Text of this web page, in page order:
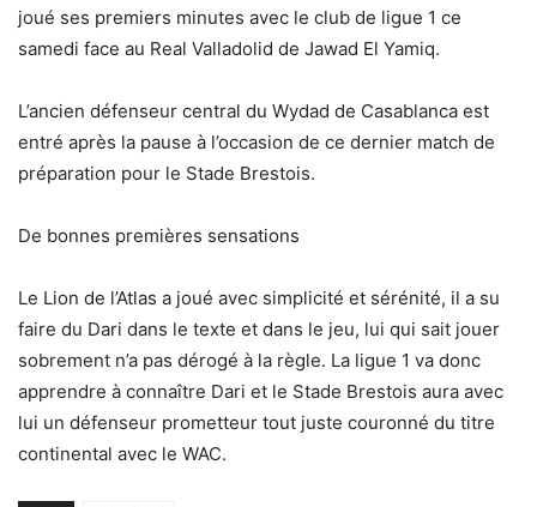
joué ses premiers minutes avec le club de ligue 1 ce
samedi face au Real Valladolid de Jawad El Yamiq.
L’ancien défenseur central du Wydad de Casablanca est
entré après la pause à l’occasion de ce dernier match de
préparation pour le Stade Brestois.
De bonnes premières sensations
Le Lion de l’Atlas a joué avec simplicité et sérénité, il a su
faire du Dari dans le texte et dans le jeu, lui qui sait jouer
sobrement n’a pas dérogé à la règle. La ligue 1 va donc
apprendre à connaître Dari et le Stade Brestois aura avec
lui un défenseur prometteur tout juste couronné du titre
continental avec le WAC.